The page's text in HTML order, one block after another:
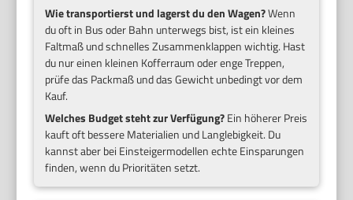
Wie transportierst und lagerst du den Wagen?Wenn
du oft in Bus oder Bahn unterwegs bist, ist ein kleines
Faltmaß und schnelles Zusammenklappen wichtig. Hast
du nur einen kleinen Kofferraum oder enge Treppen,
prüfe das Packmaß und das Gewicht unbedingt vor dem
Kauf.
Welches Budget steht zur Verfügung?Ein höherer Preis
kauft oft bessere Materialien und Langlebigkeit. Du
kannst aber bei Einsteigermodellen echte Einsparungen
finden, wenn du Prioritäten setzt.